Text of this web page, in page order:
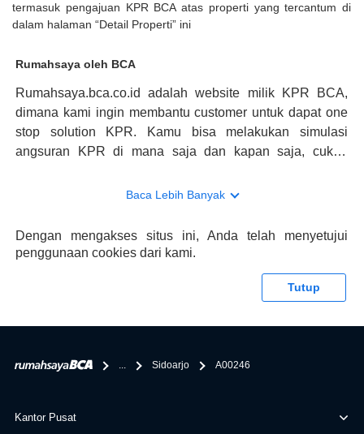
termasuk pengajuan KPR BCA atas properti yang tercantum di
dalam halaman “Detail Properti” ini
Rumahsaya oleh BCA
Rumahsaya.bca.co.id adalah website milik KPR BCA,
dimana kami ingin membantu customer untuk dapat one
stop solution KPR. Kamu bisa melakukan simulasi
angsuran KPR di mana saja dan kapan saja, cukup
konsultasi mengenai KPR, maka ada layanan live chat
memberikan keuntungan yang berlipat, persyaratan
pengajuan KPR BCA juga sangat mudah, kamu bisa cek
tentang properti disini BCA hanya sebagai pihak
bertanggung jawab terhadap informasi yang rekanan
Baca Lebih Banyak
Dengan mengakses situs ini, Anda telah menyetujui
penggunaan cookies dari kami.
Tutup
... Sidoarjo A00246
Kantor Pusat